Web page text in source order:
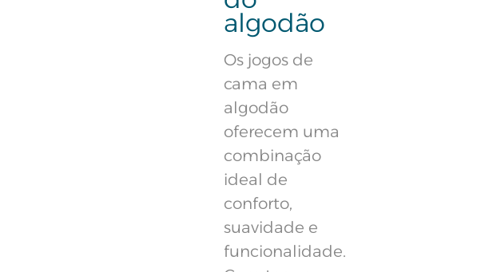
algodão
Os jogos de
cama em
algodão
oferecem uma
combinação
ideal de
conforto,
suavidade e
funcionalidade.